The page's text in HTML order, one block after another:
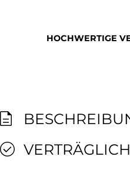
HOCHWERTIGE